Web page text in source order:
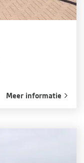
Meer informatie